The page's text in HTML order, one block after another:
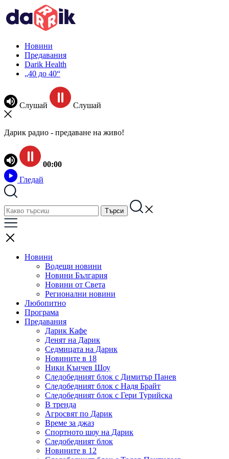
Новини
Предавания
Darik Health
„40 до 40“
Слушай Слушай
Дарик радио - предаване на живо!
00:00
Гледай
Новини
Водещи новини
Новини България
Новини от Света
Регионални новини
Любопитно
Програма
Предавания
Дарик Кафе
Денят на Дарик
Седмицата на Дарик
Новините в 18
Ники Кънчев Шоу
Следобедният блок с Димитър Панев
Следобедният блок с Надя Брайт
Следобедният блок с Гери Турийска
В тренда
Агросвят по Дарик
Време за джаз
Спортното шоу на Дарик
Следобедният блок
Новините в 12